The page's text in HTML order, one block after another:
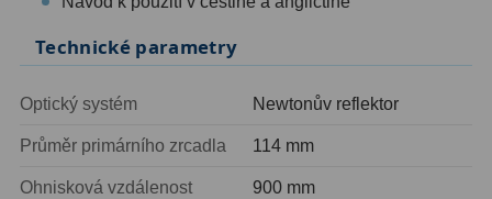
Diagonální zrcátka36
Diagonální hranoly7
Amici hranoly 45°
Amici hranoly 90° 7
Technické parametry
Optický systém Newtonův reflektor
Průměr primárního zrcadla 114 mm
Ohnisková vzdálenost 900 mm